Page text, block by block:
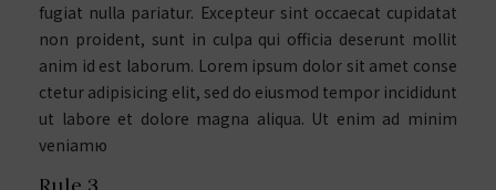
fugiat nulla pariatur. Excepteur sint occaecat cupidatat
non proident, sunt in culpa qui officia deserunt mollit
anim id est laborum. Lorem ipsum dolor sit amet conse
ctetur adipisicing elit, sed do eiusmod tempor incididunt
ut labore et dolore magna aliqua. Ut enim ad minim
veniamю